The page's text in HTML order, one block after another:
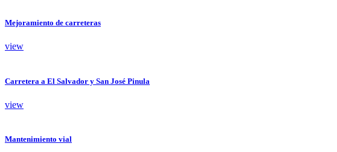
Mejoramiento de carreteras
view
Carretera a El Salvador y San José Pinula
view
Mantenimiento vial